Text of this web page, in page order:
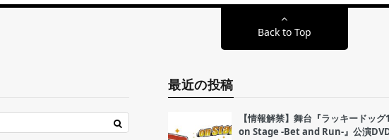
Back to Top
最近の投稿
【情報解禁】舞台『ラッキードッグ1
on Stage -Bet and Run-』公演